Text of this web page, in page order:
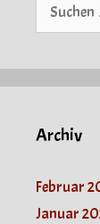
Archiv
Februar
Januar